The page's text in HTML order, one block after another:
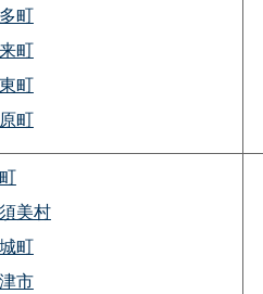
町
町
町
町
美村
町
市